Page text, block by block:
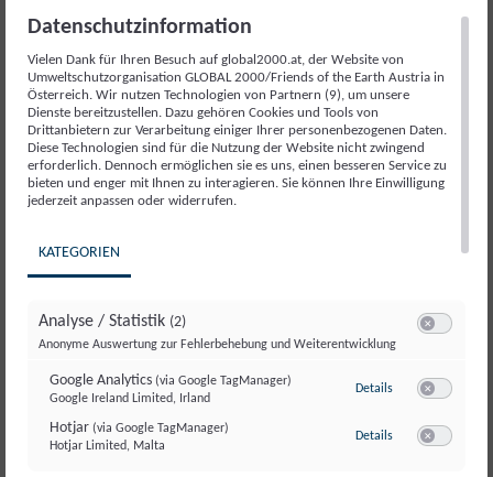
GLOBAL 2000
Newsletter
Datenschutzinformation
Vielen Dank für Ihren Besuch auf global2000.at, der Website von
Umweltschutzorganisation GLOBAL 2000/Friends of the Earth Austria in
Österreich. Wir nutzen Technologien von Partnern (9), um unsere
Dienste bereitzustellen. Dazu gehören Cookies und Tools von
Drittanbietern zur Verarbeitung einiger Ihrer personenbezogenen Daten.
Diese Technologien sind für die Nutzung der Website nicht zwingend
erforderlich. Dennoch ermöglichen sie es uns, einen besseren Service zu
bieten und enger mit Ihnen zu interagieren. Sie können Ihre Einwilligung
jederzeit anpassen oder widerrufen.
KATEGORIEN
Analyse / Statistik (2)
Anonyme Auswertung zur Fehlerbehebung und Weiterentwicklung
Google Analytics (via Google TagManager)
Google Ireland Limited, Irland
Details zu Google
Hotjar (via Google TagManager)
Hotjar Limited, Malta
Details zu Hotjar (via